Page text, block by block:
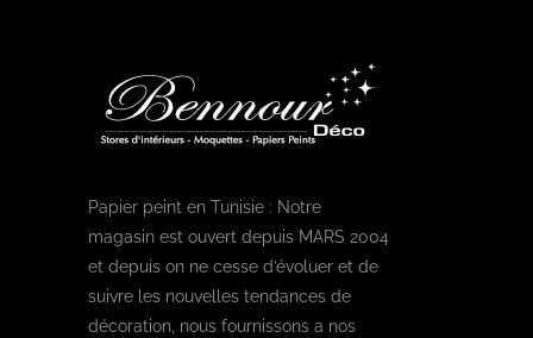
Papier peint en Tunisie : Notre
magasin est ouvert depuis MARS 2004
et depuis on ne cesse d’évoluer et de
suivre les nouvelles tendances de
décoration, nous fournissons a nos